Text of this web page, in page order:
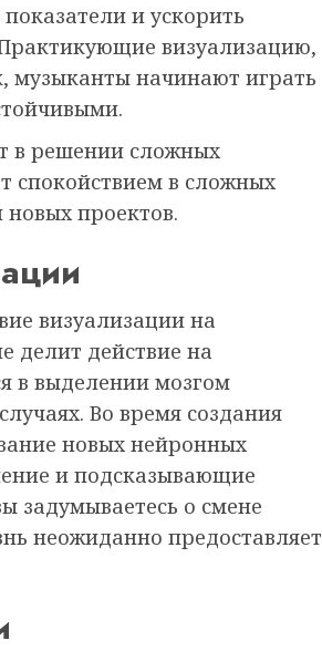
и ускорить
визуализацию,
музыканты начинают играть
в решении сложных
спокойствием в сложных
новых проектов.
визуализации на
делит действие на
в выделении мозгом
Во время создания
новых нейронных
и подсказывающие
задумываетесь о смене
неожиданно предоставляет